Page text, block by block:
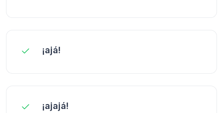
¡ajá!
¡ajajá!